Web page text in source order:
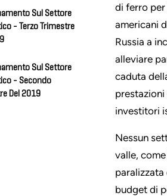
Sul Settore
- Terzo Trimestre
Sul Settore
- Secondo
Del 2019
di ferro
americani
Russia a
alleviare
caduta
investitori
Nessun
valle,
budget di